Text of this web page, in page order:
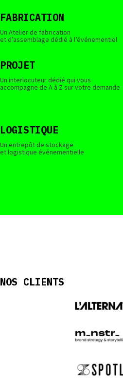
FABRICATION
Un Atelier de fabrication
et d’assemblage dédié à l’événementiel
PROJET
Un interlocuteur dédié qui vous
accompagne de A à Z sur votre demande
LOGISTIQUE
Un entrepôt de stockage
et logistique événementielle
NOS CLIENTS